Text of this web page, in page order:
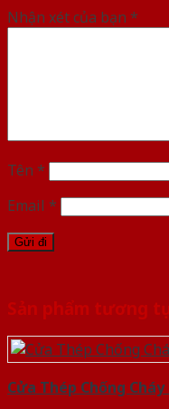
Nhận xét của bạn *
Tên *
Email *
Sản phẩm tương
Cửa Thép Chống